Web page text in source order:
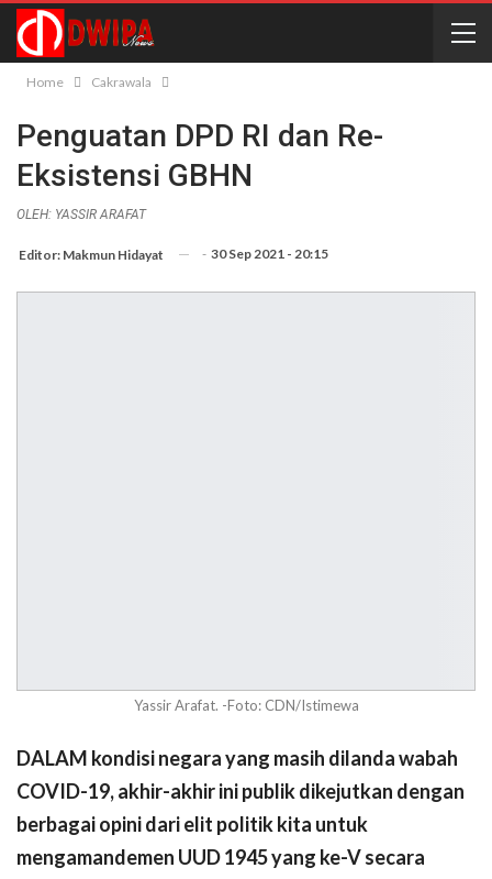
Home Cakrawala
Penguatan DPD RI dan Re-
Eksistensi GBHN
OLEH: YASSIR ARAFAT
Editor: Makmun Hidayat - 30 Sep 2021 - 20:15
Yassir Arafat. -Foto: CDN/Istimewa
DALAM kondisi negara yang masih dilanda wabah
COVID-19, akhir-akhir ini publik dikejutkan dengan
berbagai opini dari elit politik kita untuk
mengamandemen UUD 1945 yang ke-V secara